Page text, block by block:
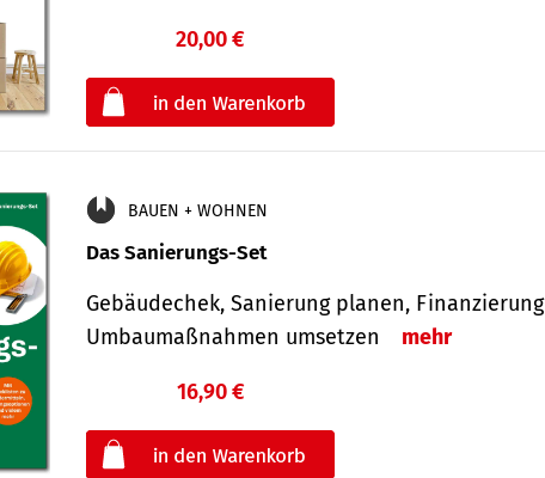
20,00 €
BAUEN + WOHNEN
Das Sanierungs-Set
Gebäudechek, Sanierung planen,
Umbaumaßnahmen umsetzen
mehr
16,90 €